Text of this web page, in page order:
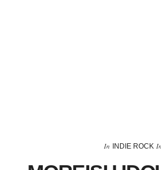
In INDIE ROCK In